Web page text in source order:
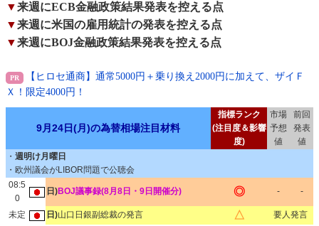
▼来週にECB金融政策結果発表を控える点
▼来週に米国の雇用統計の発表を控える点
▼来週にBOJ金融政策結果発表を控える点
【ヒロセ通商】通常5000円＋乗り換え2000円に加えて、ザイＦ
Ｘ！限定4000円！
9月24日(月)の為替相場注目材料
指標ランク
(注目度＆影響
度)
市場
予想
値
前回
発表
値
・ 週明け月曜日
・欧州議会がLIBOR問題で公聴会
08:5
0
日)BOJ議事録(8月8日・9日開催分) ◎ - -
未定 日)山口日銀副総裁の発言 △ 要人発言